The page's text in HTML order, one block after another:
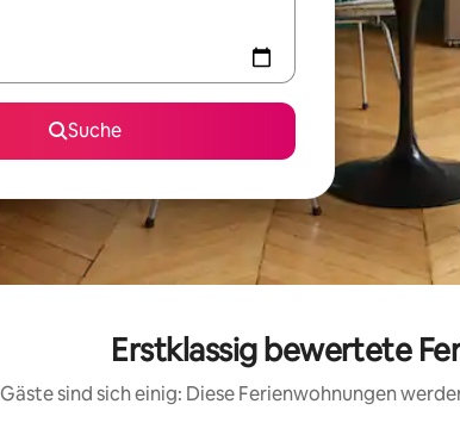
Suche
Erstklassig bewertete
Gäste sind sich einig: Diese Ferienwohnungen